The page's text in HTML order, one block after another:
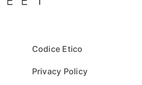
Codice Etico
Privacy Policy